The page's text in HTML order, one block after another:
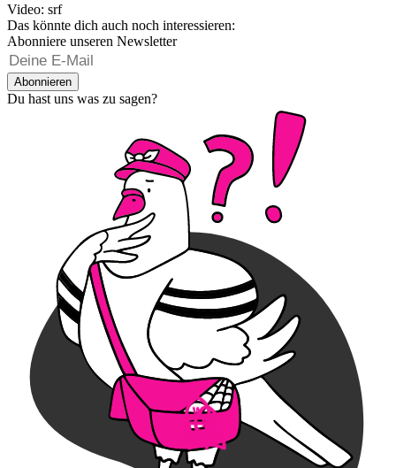
Video: srf
Das könnte dich auch noch interessieren:
Abonniere unseren Newsletter
Abonnieren
Du hast uns was zu sagen?